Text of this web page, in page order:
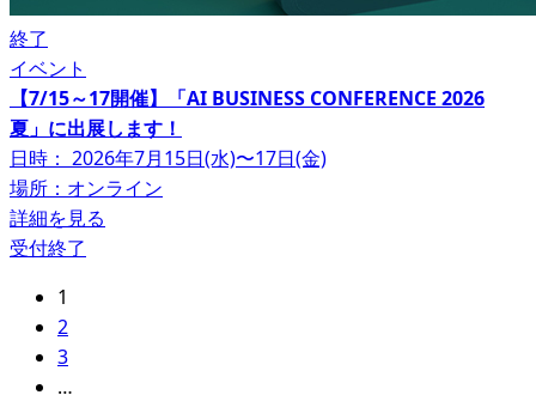
終了
イベント
【7/15～17開催】「AI BUSINESS CONFERENCE 2026
夏」に出展します！
日時： 2026年7月15日(水)〜17日(金)
場所：オンライン
詳細を見る
受付終了
1
2
3
…